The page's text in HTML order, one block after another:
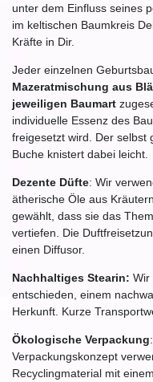
unter dem Einfluss seines
im keltischen Baumkreis
Kräfte in Dir.
Jeder einzelnen
Mazeratmischung aus
jeweiligen Baumart
individuelle Essenz des
freigesetzt wird. Der selbst
Buche knistert dabei leicht.
Dezente Düfte: Wir
ätherische Öle aus
gewählt, dass sie das
vertiefen. Die
einen Diffusor.
Nachhaltiges Stearin: Wir
entschieden, einem
Herkunft. Kurze
Ökologische Verpackung
Verpackungskonzept
Recyclingmaterial mit